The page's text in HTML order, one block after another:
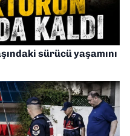
sürücü yaşamını